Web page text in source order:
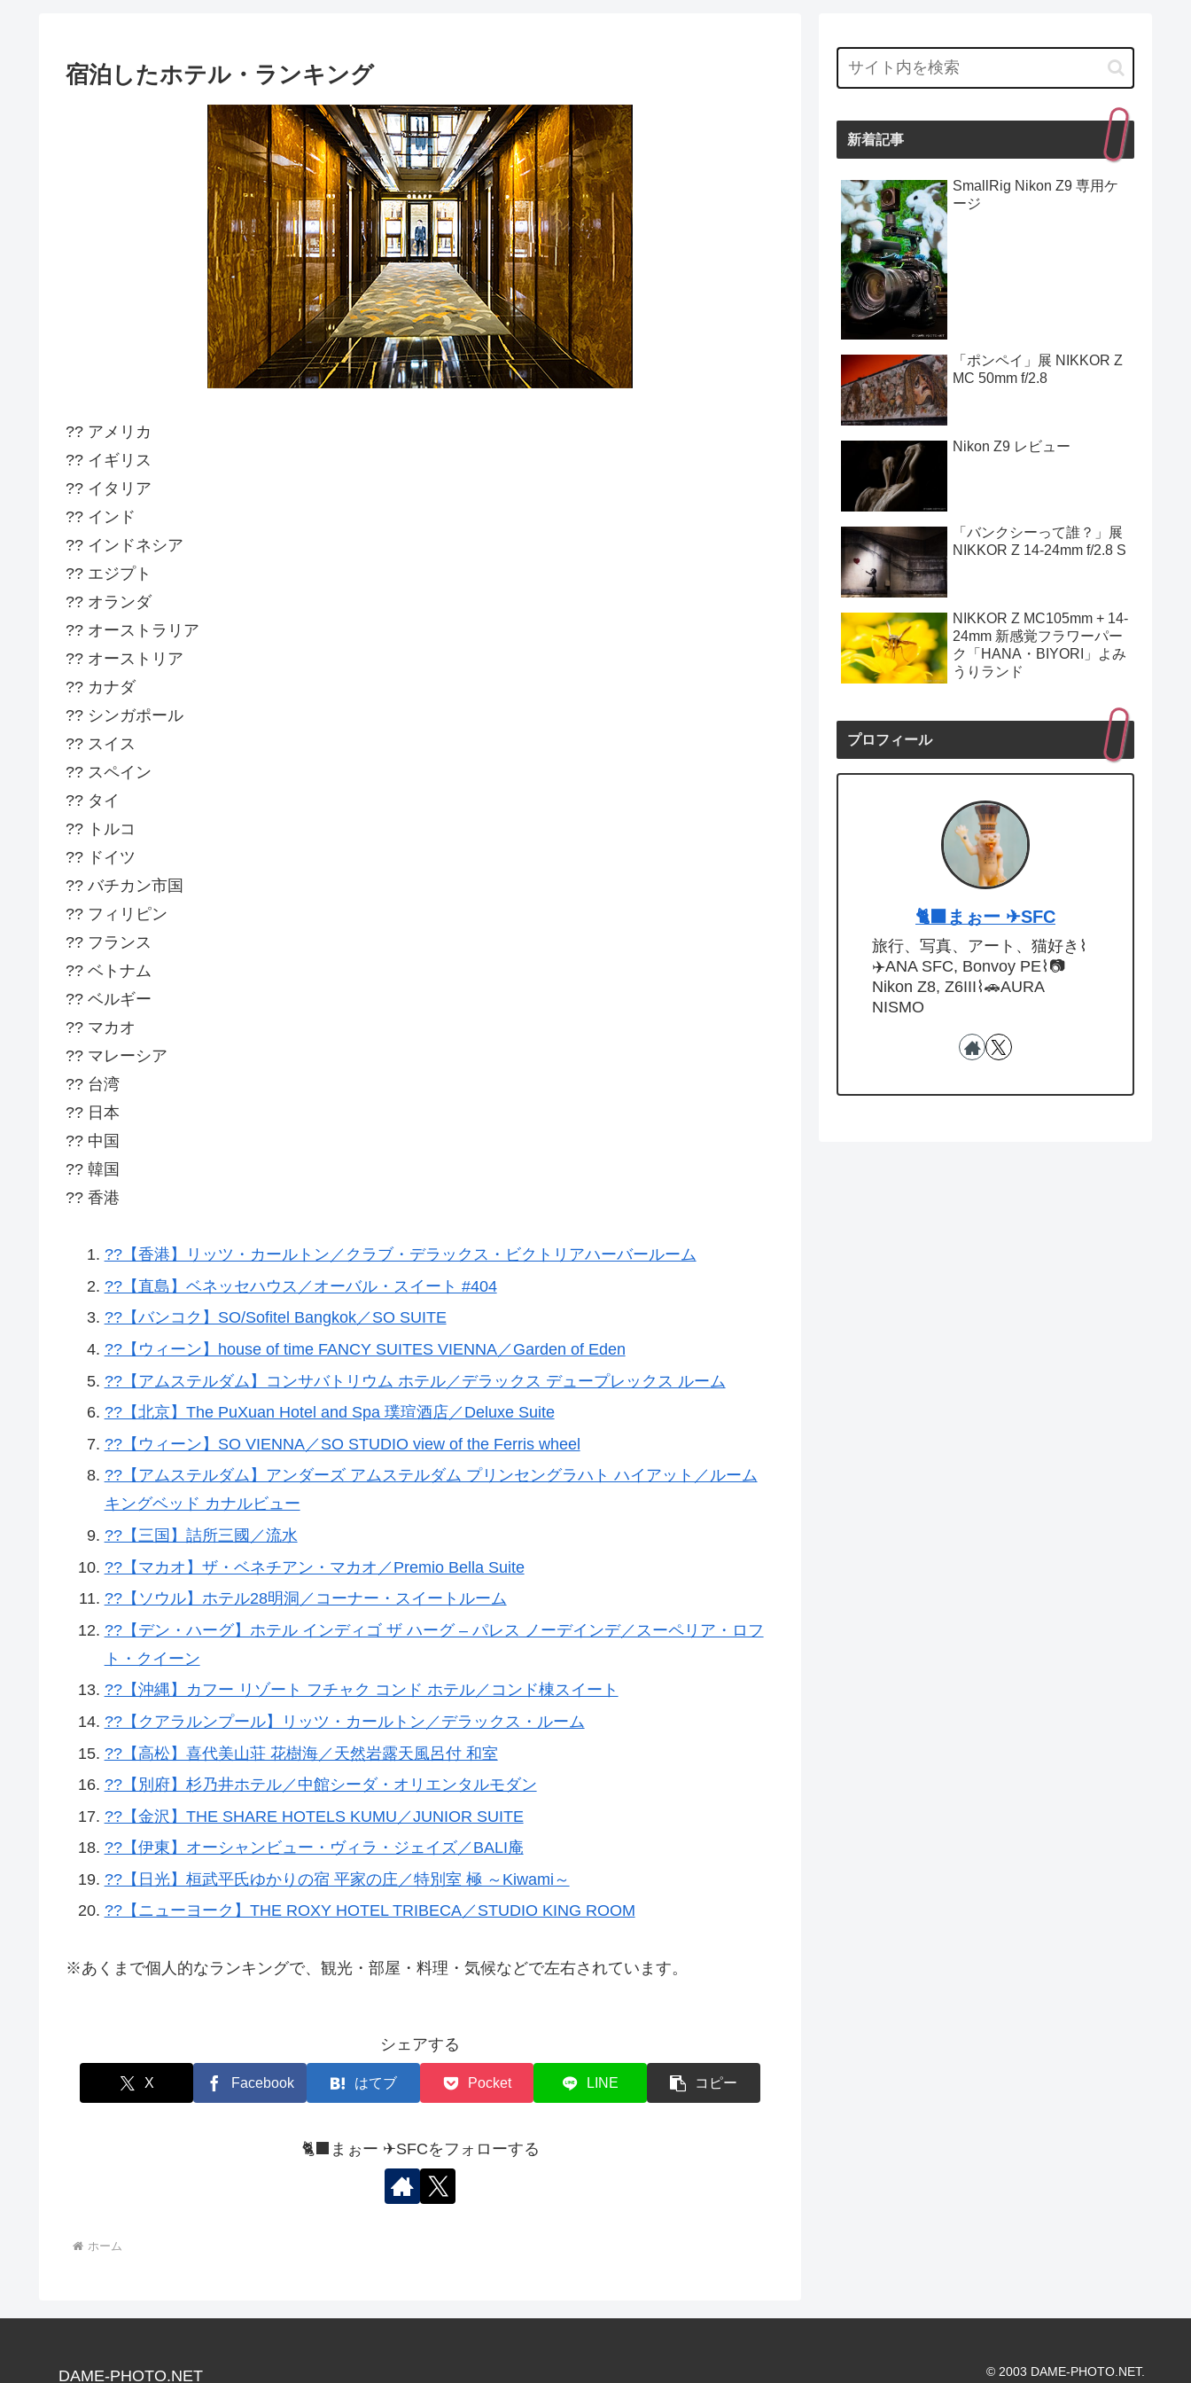
宿泊したホテル・ランキング
?? アメリカ
?? イギリス
?? イタリア
?? インド
?? インドネシア
?? エジプト
?? オランダ
?? オーストラリア
?? オーストリア
?? カナダ
?? シンガポール
?? スイス
?? スペイン
?? タイ
?? トルコ
?? ドイツ
?? バチカン市国
?? フィリピン
?? フランス
?? ベトナム
?? ベルギー
?? マカオ
?? マレーシア
?? 台湾
?? 日本
?? 中国
?? 韓国
?? 香港
??【香港】リッツ・カールトン／クラブ・デラックス・ビクトリアハーバールーム
??【直島】ベネッセハウス／オーバル・スイート #404
??【バンコク】SO/Sofitel Bangkok／SO SUITE
??【ウィーン】house of time FANCY SUITES VIENNA／Garden of Eden
??【アムステルダム】コンサバトリウム ホテル／デラックス デュープレックス ルーム
??【北京】The PuXuan Hotel and Spa 璞瑄酒店／Deluxe Suite
??【ウィーン】SO VIENNA／SO STUDIO view of the Ferris wheel
??【アムステルダム】アンダーズ アムステルダム プリンセングラハト ハイアット／ルーム
キングベッド カナルビュー
??【三国】詰所三國／流水
??【マカオ】ザ・ベネチアン・マカオ／Premio Bella Suite
??【ソウル】ホテル28明洞／コーナー・スイートルーム
??【デン・ハーグ】ホテル インディゴ ザ ハーグ – パレス ノーデインデ／スーペリア・ロフ
ト・クイーン
??【沖縄】カフー リゾート フチャク コンド ホテル／コンド棟スイート
??【クアラルンプール】リッツ・カールトン／デラックス・ルーム
??【高松】喜代美山荘 花樹海／天然岩露天風呂付 和室
??【別府】杉乃井ホテル／中館シーダ・オリエンタルモダン
??【金沢】THE SHARE HOTELS KUMU／JUNIOR SUITE
??【伊東】オーシャンビュー・ヴィラ・ジェイズ／BALI庵
??【日光】桓武平氏ゆかりの宿 平家の庄／特別室 極 ～Kiwami～
??【ニューヨーク】THE ROXY HOTEL TRIBECA／STUDIO KING ROOM
※あくまで個人的なランキングで、観光・部屋・料理・気候などで左右されています。
シェアする
X Facebook はてブ Pocket LINE コピー
🐈‍⬛まぉー ✈︎SFCをフォローする
ホーム
新着記事
SmallRig Nikon Z9 専用ケ
ージ
「ポンペイ」展 NIKKOR Z
MC 50mm f/2.8
Nikon Z9 レビュー
「バンクシーって誰？」展
NIKKOR Z 14-24mm f/2.8 S
NIKKOR Z MC105mm + 14-
24mm 新感覚フラワーパー
ク「HANA・BIYORI」よみ
うりランド
プロフィール
🐈‍⬛まぉー ✈︎SFC
旅行、写真、アート、猫好き⌇
✈️ANA SFC, Bonvoy PE⌇📷
Nikon Z8, Z6III⌇🚗AURA
NISMO
DAME-PHOTO.NET © 2003 DAME-PHOTO.NET.